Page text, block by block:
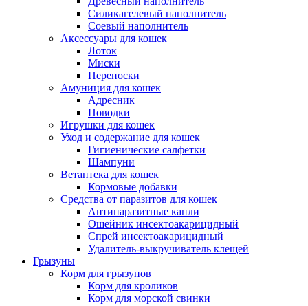
Силикагелевый наполнитель
Соевый наполнитель
Аксессуары для кошек
Лоток
Миски
Переноски
Амуниция для кошек
Адресник
Поводки
Игрушки для кошек
Уход и содержание для кошек
Гигиенические салфетки
Шампуни
Ветаптека для кошек
Кормовые добавки
Средства от паразитов для кошек
Антипаразитные капли
Ошейник инсектоакарицидный
Спрей инсектоакарицидный
Удалитель-выкручиватель клещей
Грызуны
Корм для грызунов
Корм для кроликов
Корм для морской свинки